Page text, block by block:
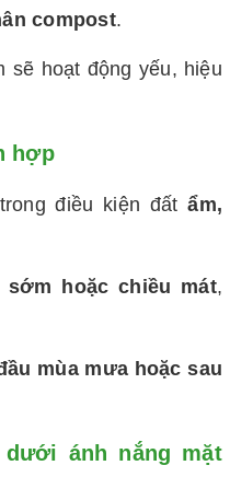
compost.
sẽ hoạt động yếu, hiệu
hợp
điều kiện đấtẩm,
sớm hoặc chiều mát,
mùa mưa hoặc sau
ánh nắng mặt